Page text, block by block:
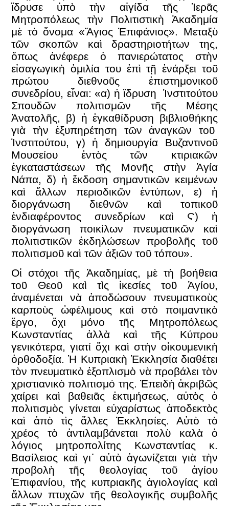
ἵδρυσε ὑπὸ τὴν αἰγίδα τῆς Ἱερᾶς
Μητροπόλεως τὴν Πολιτιστικὴ Ἀκαδημία
μὲ τὸ ὄνομα «Ἅγιος Ἐπιφάνιος». Μεταξὺ
τῶν σκοπῶν καὶ δραστηριοτήτων της,
ὅπως ἀνέφερε ὁ πανιερώτατος στὴν
εἰσαγωγικὴ ὁμιλία του ἐπὶ τῇ ἐνάρξει τοῦ
πρώτου διεθνοῦς ἐπιστημονικοῦ
συνεδρίου, εἶναι: «α) ἡ ἵδρυση Ἰνστιτούτου
Σπουδῶν πολιτισμῶν τῆς Μέσης
Ἀνατολῆς, β) ἡ ἐγκαθίδρυση βιβλιοθήκης
γιὰ τὴν ἐξυπηρέτηση τῶν ἀναγκῶν τοῦ
Ἰνστιτούτου, γ) ἡ δημιουργία Βυζαντινοῦ
Μουσείου ἐντὸς τῶν κτιριακῶν
ἐγκαταστάσεων τῆς Μονῆς στὴν Ἁγία
Νάπα, δ) ἡ ἔκδοση σημαντικῶν κειμένων
καὶ ἄλλων περιοδικῶν ἐντύπων, ε) ἡ
διοργάνωση διεθνῶν καὶ τοπικοῦ
ἐνδιαφέροντος συνεδρίων καὶ Ϛ) ἡ
διοργάνωση ποικίλων πνευματικῶν καὶ
πολιτιστικῶν ἐκδηλώσεων προβολῆς τοῦ
πολιτισμοῦ καὶ τῶν ἀξιῶν τοῦ τόπου».
Οἱ στόχοι τῆς Ἀκαδημίας, μὲ τὴ βοήθεια
τοῦ Θεοῦ καὶ τὶς ἱκεσίες τοῦ Ἁγίου,
ἀναμένεται νὰ ἀποδώσουν πνευματικοὺς
καρποὺς ὠφέλιμους καὶ στὸ ποιμαντικὸ
ἔργο, ὄχι μόνο τῆς Μητροπόλεως
Κωνσταντίας ἀλλὰ καὶ τῆς Κύπρου
γενικότερα, γιατί ὄχι καὶ στὴν οἰκουμενικὴ
ὀρθοδοξία. Ἡ Κυπριακὴ Ἐκκλησία διαθέτει
τὸν πνευματικὸ ἐξοπλισμὸ νὰ προβάλει τὸν
χριστιανικὸ πολιτισμό της. Ἐπειδὴ ἀκριβῶς
χαίρει καὶ βαθειᾶς ἐκτιμήσεως, αὐτὸς ὁ
πολιτισμὸς γίνεται εὐχαρίστως ἀποδεκτὸς
καὶ ἀπὸ τὶς ἄλλες Ἐκκλησίες. Αὐτὸ τὸ
χρέος τὸ ἀντιλαμβάνεται πολὺ καλὰ ὁ
λόγιος μητροπολίτης Κωνσταντίας κ.
Βασίλειος καὶ γι᾽ αὐτὸ ἀγωνίζεται γιὰ τὴν
προβολὴ τῆς θεολογίας τοῦ ἁγίου
Ἐπιφανίου, τῆς κυπριακῆς ἁγιολογίας καὶ
ἄλλων πτυχῶν τῆς θεολογικῆς συμβολῆς